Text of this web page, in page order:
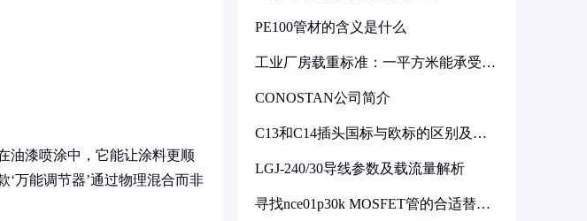
油漆喷涂中，它能让涂料更顺
万能调节器’通过物理混合而非
PE100管材的含义是什么
工业厂房载重标准：一平方米能承受多
CONOSTAN公司简介
C13和C14插头国标与欧标的区别及其
LGJ-240/30导线参数及载流量解析
寻找nce01p30k MOSFET管的合适替代